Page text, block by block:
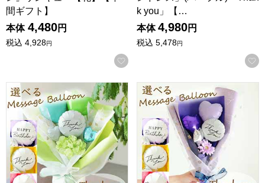
間ギフト】
本体 4,480円
税込 4,928円
お気に入りに登録する
k you」【…
本体 4,980円
税込 5,478円
バルーンアレンジ「バルーンドレス」(グリーン)「Thank
バルーンブーケ「ミニガー